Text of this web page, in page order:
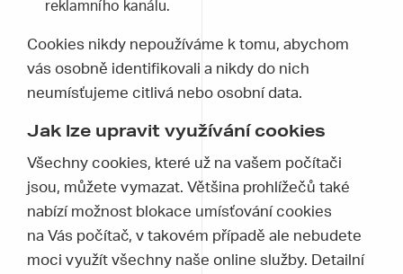
reklamního kanálu.
Cookies nikdy nepoužíváme k tomu, abychom
vás osobně identifikovali a nikdy do nich
neumísťujeme citlivá nebo osobní data.
Jak lze upravit využívání cookies
Všechny cookies, které už na vašem počítači
jsou, můžete vymazat. Většina prohlížečů také
nabízí možnost blokace umísťování cookies
na Vás počítač, v takovém případě ale nebudete
moci využít všechny naše online služby. Detailní